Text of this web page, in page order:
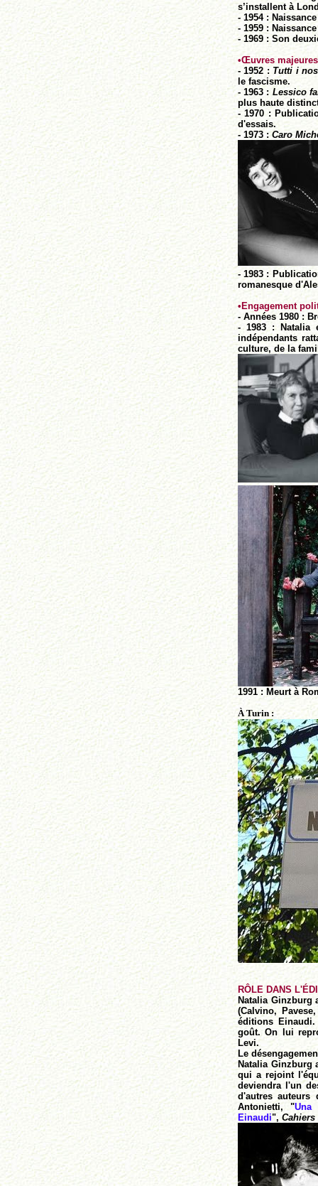
s’installent à
- 1954 :
- 1959 :
- 1969 : Son
•Œuvres
- 1952 : Tutti i
le fascisme.
- 1963 : Lessico
plus haute
- 1970 :
d'essais.
- 1973 : Caro
- 1983 :
romanesque
• Engagement
- Années 1980 :
- 1983 : Natalia
indépendants
culture, de la
1991 : Meurt à
À Turin :
RÔLE DANS
Natalia
(Calvino,
éditions
goût. On lui
Levi.
Le
Natalia Ginzburg
qui a rejoint
deviendra l'un
d'autres
Antonietti, "Una
Einaudi", Cahiers